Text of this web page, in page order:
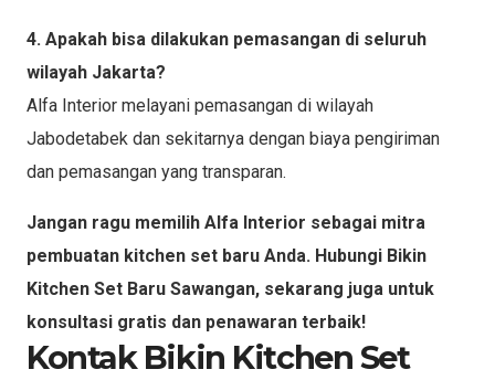
4. Apakah bisa dilakukan pemasangan di seluruh
wilayah Jakarta?
Alfa Interior melayani pemasangan di wilayah
Jabodetabek dan sekitarnya dengan biaya pengiriman
dan pemasangan yang transparan.
Jangan ragu memilih Alfa Interior sebagai mitra
pembuatan kitchen set baru Anda. Hubungi Bikin
Kitchen Set Baru Sawangan, sekarang juga untuk
konsultasi gratis dan penawaran terbaik!
Kontak Bikin Kitchen Set